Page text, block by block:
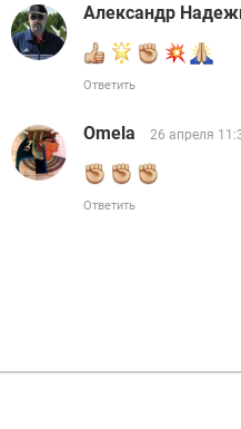
Александр
Ответить
Omela 26 апреля
Ответить